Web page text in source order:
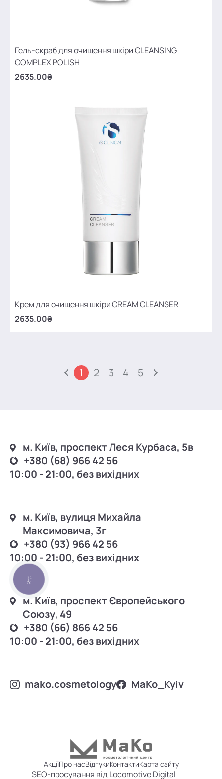
Гель-скраб для очищення шкіри CLEANSING
COMPLEX POLISH
2635.00₴
Крем для очищення шкіри CREAM CLEANSER
2635.00₴
1 2 3 4 5
м. Київ, проспект Леся Курбаса, 5в
+380 (68) 966 42 56
10:00 - 21:00, без вихідних
м. Київ, вулиця Михайла
Максимовича, 3г
+380 (93) 966 42 56
10:00 - 21:00, без вихідних
м. Київ, проспект Європейського
Союзу, 49
+380 (66) 866 42 56
10:00 - 21:00, без вихідних
mako.cosmetology MаKo_Kyiv
АкціїПро насВідгукиКонтактиКарта сайту
SEO-просування від Locomotive Digital
КНОПКА
ЗВ'ЯЗКУ